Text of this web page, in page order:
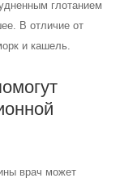
глотанием
В отличие от
и кашель.
врач может